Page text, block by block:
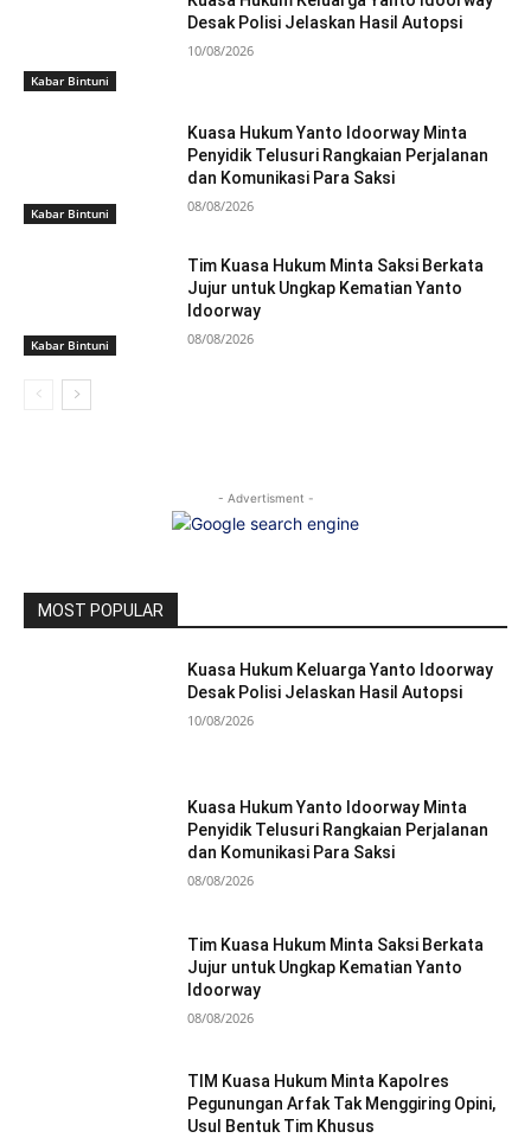
Kabar Bintuni
Desak Polisi Jelaskan Hasil Autopsi
10/08/2026
Kabar Bintuni
Kuasa Hukum Yanto Idoorway Minta
Penyidik Telusuri Rangkaian Perjalanan
dan Komunikasi Para Saksi
08/08/2026
Kabar Bintuni
Tim Kuasa Hukum Minta Saksi Berkata
Jujur untuk Ungkap Kematian Yanto
Idoorway
08/08/2026
- Advertisment -
MOST POPULAR
Kuasa Hukum Keluarga Yanto Idoorway
Desak Polisi Jelaskan Hasil Autopsi
10/08/2026
Kuasa Hukum Yanto Idoorway Minta
Penyidik Telusuri Rangkaian Perjalanan
dan Komunikasi Para Saksi
08/08/2026
Tim Kuasa Hukum Minta Saksi Berkata
Jujur untuk Ungkap Kematian Yanto
Idoorway
08/08/2026
TIM Kuasa Hukum Minta Kapolres
Pegunungan Arfak Tak Menggiring Opini,
Usul Bentuk Tim Khusus